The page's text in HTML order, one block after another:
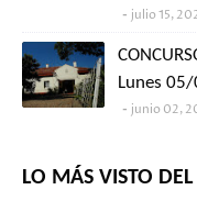
julio 15,
Lunes
junio 02,
LO MÁS VISTO